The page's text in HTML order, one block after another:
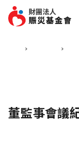
跳到主要內容
> >
董監事會議